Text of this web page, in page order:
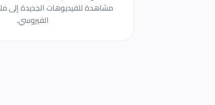
مشاهدة للفيديوهات الجديدة إلى
الفيروسي.